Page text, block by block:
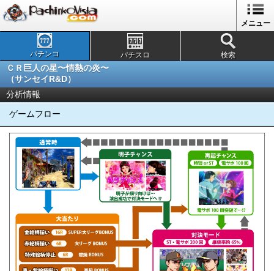
メニュー
パチンコ パチスロ 検索
ＣＲ巨人の星〜情熱の炎〜
（サンセイR&D）
分析情報
ゲームフロー